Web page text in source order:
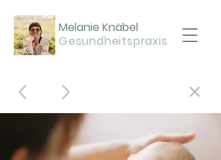
Gesundheitspraxis
Melanie Knäbel